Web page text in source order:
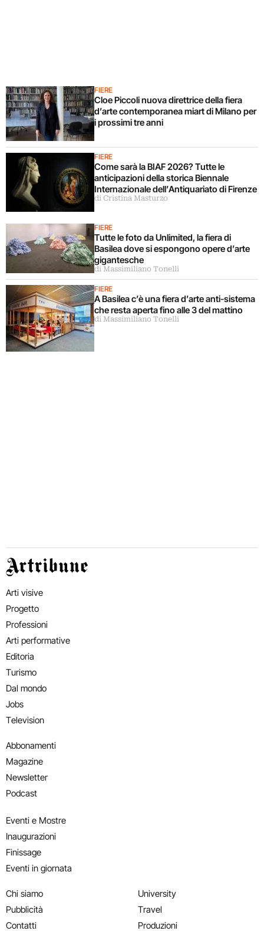
FIERE
Cloe Piccoli nuova direttrice della fiera
d’arte contemporanea miart di Milano per
i prossimi tre anni
FIERE
Come sarà la BIAF 2026? Tutte le
anticipazioni della storica Biennale
Internazionale dell’Antiquariato di Firenze
di Cristina Masturzo
FIERE
Tutte le foto da Unlimited, la fiera di
Basilea dove si espongono opere d’arte
gigantesche
di Massimiliano Tonelli
FIERE
A Basilea c’è una fiera d’arte anti-sistema
che resta aperta fino alle 3 del mattino
di Massimiliano Tonelli
Artribune
Arti visive
Progetto
Professioni
Arti performative
Editoria
Turismo
Dal mondo
Jobs
Television
Abbonamenti
Magazine
Newsletter
Podcast
Eventi e Mostre
Inaugurazioni
Finissage
Eventi in giornata
Chi siamo
Pubblicità
Contatti
University
Travel
Produzioni